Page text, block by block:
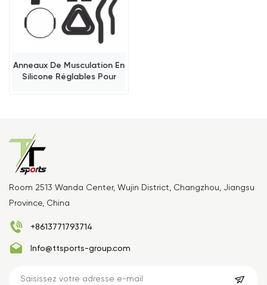
Anneaux De Musculation En
Silicone Réglables Pour
Room 2513 Wanda Center, Wujin District, Changzhou, Jiangsu
Province, China
+8613771793714
Info@ttsports-group.com